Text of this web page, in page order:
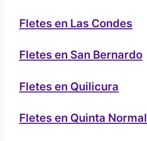
Fletes en Las Condes
Fletes en San Bernardo
Fletes en Quilicura
Fletes en Quinta Normal